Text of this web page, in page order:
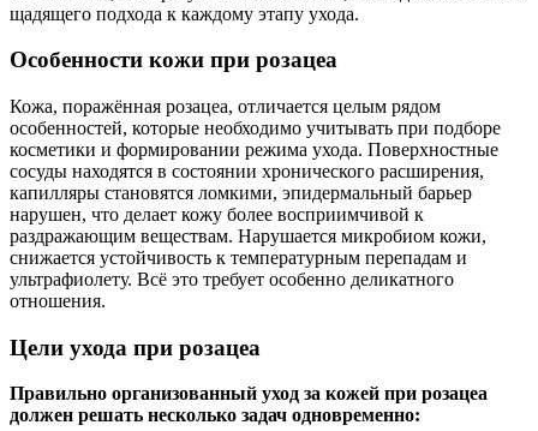
щадящего подхода к каждому этапу ухода.
Особенности кожи при розацеа
Кожа, поражённая розацеа, отличается целым рядом
особенностей, которые необходимо учитывать при подборе
косметики и формировании режима ухода. Поверхностные
сосуды находятся в состоянии хронического расширения,
капилляры становятся ломкими, эпидермальный барьер
нарушен, что делает кожу более восприимчивой к
раздражающим веществам. Нарушается микробиом кожи,
снижается устойчивость к температурным перепадам и
ультрафиолету. Всё это требует особенно деликатного
отношения.
Цели ухода при розацеа
Правильно организованный уход за кожей при розацеа
должен решать несколько задач одновременно: